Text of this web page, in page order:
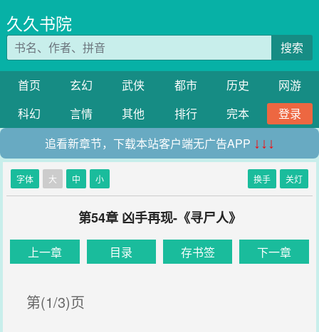
久久书院
搜索
首页 玄幻 武侠 都市 历史
网游
科幻
言情 其他 排行 完本
登录
追看新章节，下载本站客户端无广告APP ↓↓↓
字体 大 中 小 换手 关灯
第54章 凶手再现-《寻尸人》
上一章 目录 存书签 下一章
第(1/3)页